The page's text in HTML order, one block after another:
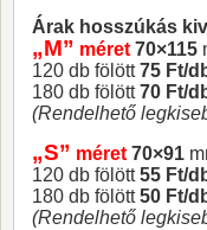
Árak hosszúkás
„M” méret 70×115
120 db fölött75 Ft/
180 db fölött70 Ft/
(Rendelhető
„S” méret 70×91
120 db fölött55 Ft/
180 db fölött50 Ft/
(Rendelhető